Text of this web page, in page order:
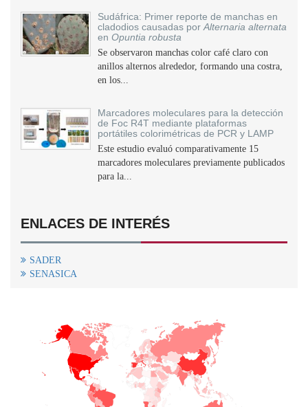
Sudáfrica: Primer reporte de manchas en
cladodios causadas por Alternaria alternata
en Opuntia robusta
Se observaron manchas color café claro con
anillos alternos alrededor, formando una costra,
en los...
Marcadores moleculares para la detección
de Foc R4T mediante plataformas
portátiles colorimétricas de PCR y LAMP
Este estudio evaluó comparativamente 15
marcadores moleculares previamente publicados
para la...
ENLACES DE INTERÉS
SADER
SENASICA